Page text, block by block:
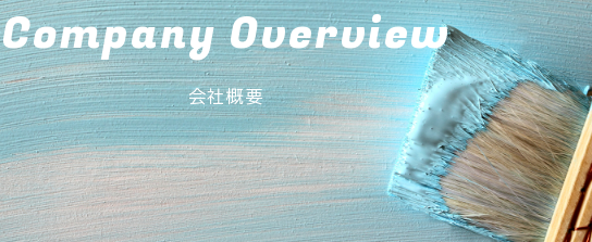
Company Overview
会社概要